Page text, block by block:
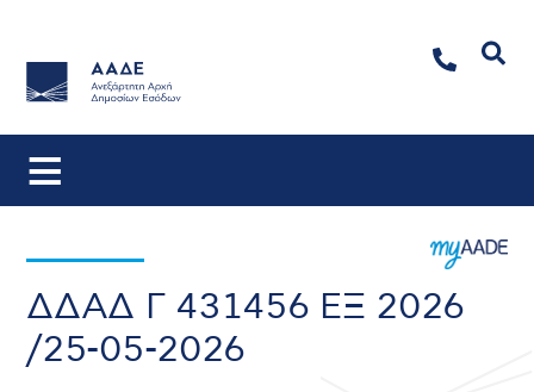
ΔΔΑΔ Γ 431456 ΕΞ 2026
/25-05-2026